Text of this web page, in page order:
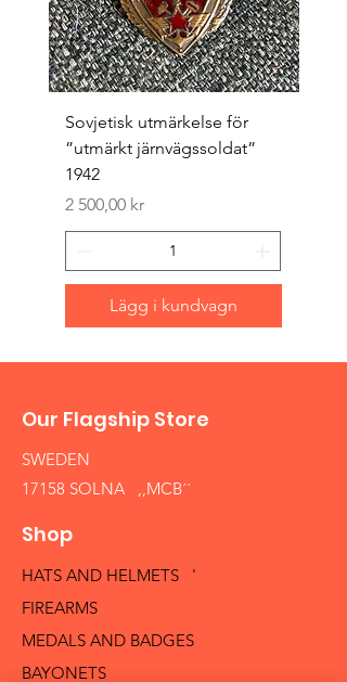
Sovjetisk utmärkelse för
”utmärkt järnvägssoldat”
1942
Pris
2 500,00 kr
Lägg i kundvagn
Our Flagship Store
SWEDEN
17158 SOLNA ,,MCB´´
Shop
HATS AND HELMETS '
FIREARMS
MEDALS AND BADGES
BAYONETS